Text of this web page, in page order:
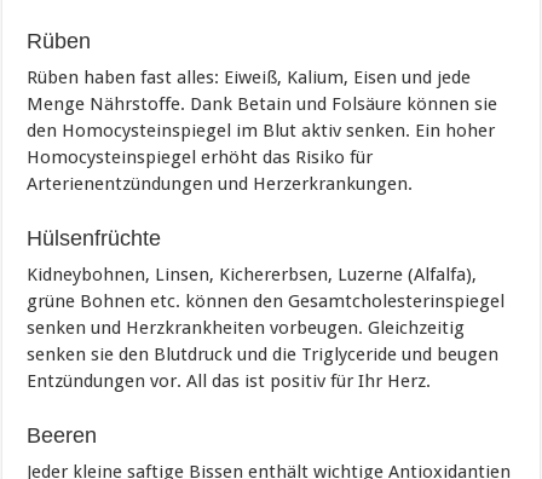
Rüben
Rüben haben fast alles: Eiweiß, Kalium, Eisen und jede
Menge Nährstoffe. Dank Betain und Folsäure können sie
den Homocysteinspiegel im Blut aktiv senken. Ein hoher
Homocysteinspiegel erhöht das Risiko für
Arterienentzündungen und Herzerkrankungen.
Hülsenfrüchte
Kidneybohnen, Linsen, Kichererbsen, Luzerne (Alfalfa),
grüne Bohnen etc. können den Gesamtcholesterinspiegel
senken und Herzkrankheiten vorbeugen. Gleichzeitig
senken sie den Blutdruck und die Triglyceride und beugen
Entzündungen vor. All das ist positiv für Ihr Herz.
Beeren
Jeder kleine saftige Bissen enthält wichtige Antioxidantien